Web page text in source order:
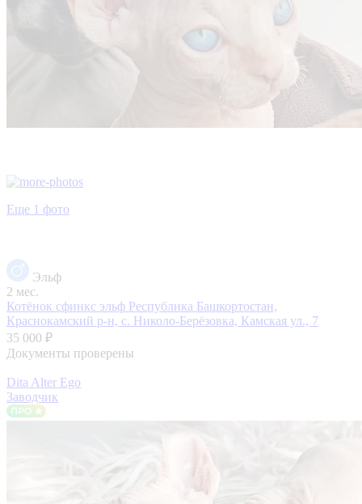
Еще 1 фото
Эльф
2 мес.
Котёнок сфинкс эльф Республика Башкортостан,
Краснокамский р-н, с. Николо-Берёзовка, Камская ул., 7
35 000 ₽
Документы проверены
Dita Alter Ego
Заводчик